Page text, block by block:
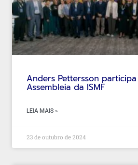
Anders Pettersson participa
Assembleia da ISMF
LEIA MAIS »
23 de outubro de 2024